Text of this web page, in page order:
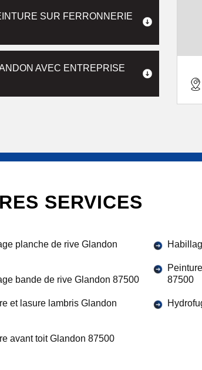
SUR FERRONNERIE
AVEC ENTREPRISE
SERVICES
planche de rive Glandon
bande de rive Glandon 87500
et lasure lambris Glandon
avant toit Glandon 87500
87500